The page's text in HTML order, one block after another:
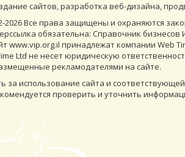
сайтов,разработка веб-дизайна,
2026Все права защищены и охраняются
обязательна: Справочник бизнесов
www.vip.org.il принадлежат компании Web
Ltd не несет юридическую
рекламодателями на сайте.
за использование сайта и
проверить и уточнить